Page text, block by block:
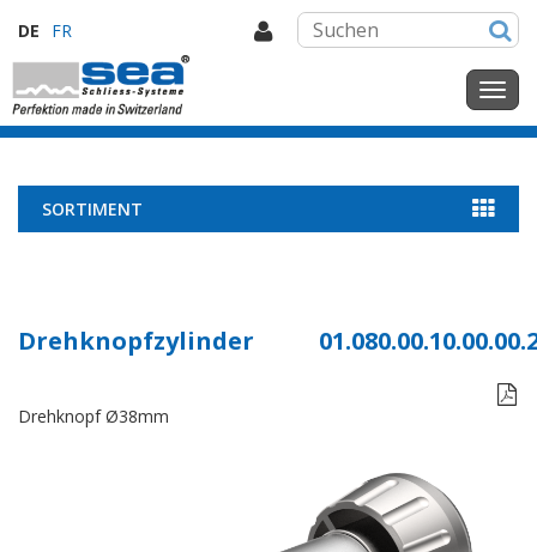
DE FR
SORTIMENT
Drehknopfzylinder

Drehknopf Ø38mm